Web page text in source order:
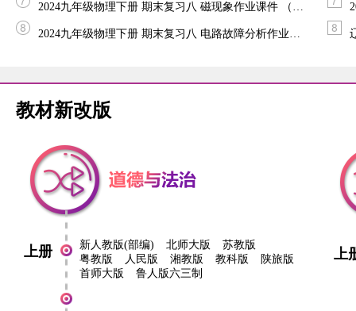
2024九年级物理下册 期末复习八 磁现象作业课件 （新版）北师大版
2024九年级物理下册 期末复习八 电路故障分析作业课件（新版）北师大版
教材新改版
上册 新人教版(部编) 北师大版
苏教版
粤教版
人民版 湘教版 教科版
陕旅版
首师大版
鲁人版六三制
上